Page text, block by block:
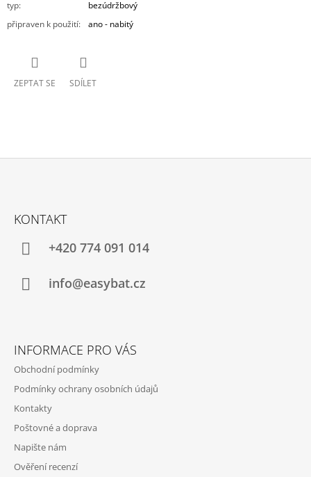
typ:
bezúdržbový
připraven k použití: ano - nabitý
ZEPTAT SE SDÍLET
KONTAKT
+420 774 091 014
info@easybat.cz
INFORMACE PRO VÁS
Obchodní podmínky
Podmínky ochrany osobních údajů
Kontakty
Poštovné a doprava
Napište nám
Ověření recenzí